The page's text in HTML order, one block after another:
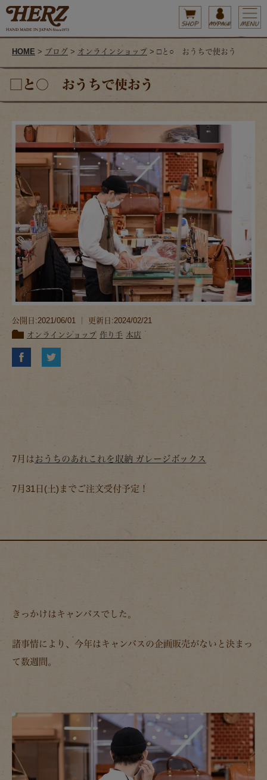
HOME > ブログ > オンラインショップ > □と○ おうちで使おう
□と○ おうちで使おう
公開日:2021/06/01 ｜ 更新日:2024/02/21
オンラインショップ 作り手 本店
7月は おうちのあれこれを収納 ガレージボックス
7月31日(土)までご注文受付予定！
きっかけはキャンバスでした。
諸事情により、今年はキャンバスの企画販売がないと決まっ
て数週間。